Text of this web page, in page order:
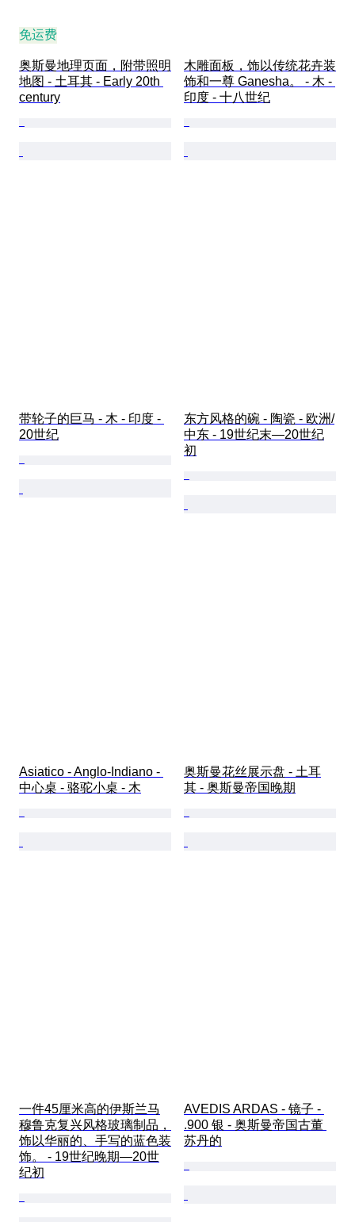
免运费
奥斯曼地理页面，附带照明
地图 - 土耳其 - Early 20th
century
木雕面板，饰以传统花卉装
饰和一尊 Ganesha。 - 木 -
印度 - 十八世纪
带轮子的巨马 - 木 - 印度 -
20世纪
东方风格的碗 - 陶瓷 - 欧洲/
中东 - 19世纪末—20世纪
初
Asiatico - Anglo-Indiano -
中心桌 - 骆驼小桌 - 木
奥斯曼花丝展示盘 - 土耳
其 - 奥斯曼帝国晚期
一件45厘米高的伊斯兰马
穆鲁克复兴风格玻璃制品，
饰以华丽的、手写的蓝色装
饰。 - 19世纪晚期—20世
纪初
AVEDIS ARDAS - 镜子 -
.900 银 - 奥斯曼帝国古董
苏丹的